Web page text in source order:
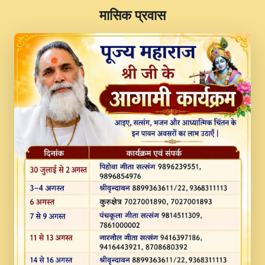
JINU SATGURU AAP BULAVE by Rasik
Pawan ji 20-11-19 Sankirtan At VEER JI
PRABHU KUTEER CHANNEL.mp3
Kina Sohna Tera Bhawan Sajaya Mata
Vaishno Devi Aarti Mata Rani Bhajan By
Lakhwinder Wadali Ji.mp3
MERE MANN VICH KANTH KALER
NEW PUNAJBI DEVOTIONAL SONG 2017
FULL VIDEO HD.mp3
Na To Roop Hai Bindu Ji Maharaj Pad - A
Divine Bhajan by Shri Indresh Ji
#BhaktiPath.mp3
Radha Rani Ki Kirpa Best Devotional
Song By Chitra Vichitra.mp3
​मासिक प्रवास